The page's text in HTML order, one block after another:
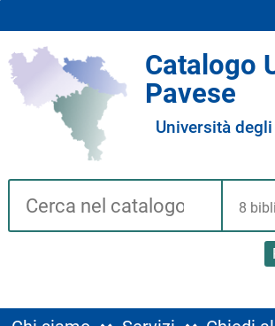
Catalogo
Pavese
Università
Cerca su "Catalogo"